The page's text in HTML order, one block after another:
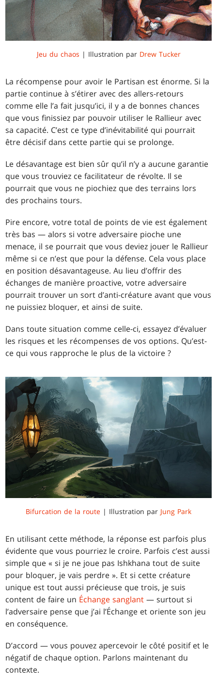
Jeu du chaos | Illustration par Drew Tucker
La récompense pour avoir le Partisan est énorme. Si la
partie continue à s’étirer avec des allers-retours
comme elle l’a fait jusqu’ici, il y a de bonnes chances
que vous finissiez par pouvoir utiliser le Rallieur avec
sa capacité. C’est ce type d’inévitabilité qui pourrait
être décisif dans cette partie qui se prolonge.
Le désavantage est bien sûr qu’il n’y a aucune garantie
que vous trouviez ce facilitateur de révolte. Il se
pourrait que vous ne piochiez que des terrains lors
des prochains tours.
Pire encore, votre total de points de vie est également
très bas — alors si votre adversaire pioche une
menace, il se pourrait que vous deviez jouer le Rallieur
même si ce n’est que pour la défense. Cela vous place
en position désavantageuse. Au lieu d’offrir des
échanges de manière proactive, votre adversaire
pourrait trouver un sort d’anti-créature avant que vous
ne puissiez bloquer, et ainsi de suite.
Dans toute situation comme celle-ci, essayez d’évaluer
les risques et les récompenses de vos options. Qu’est-
ce qui vous rapproche le plus de la victoire ?
Bifurcation de la route | Illustration par Jung Park
En utilisant cette méthode, la réponse est parfois plus
évidente que vous pourriez le croire. Parfois c’est aussi
simple que « si je ne joue pas Ishkhana tout de suite
pour bloquer, je vais perdre ». Et si cette créature
unique est tout aussi précieuse que trois, je suis
content de faire un Échange sanglant — surtout si
l’adversaire pense que j’ai l’Échange et oriente son jeu
en conséquence.
D’accord — vous pouvez apercevoir le côté positif et le
négatif de chaque option. Parlons maintenant du
contexte.